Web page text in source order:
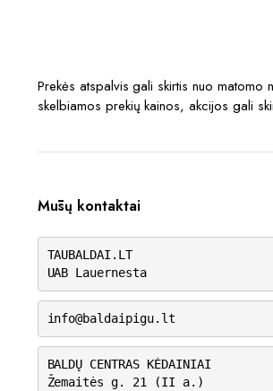
Prekės atspalvis gali skirtis nuo
skelbiamos prekių kainos, akcijos gali
Mūsų kontaktai
TAUBALDAI.LT
UAB Lauernesta
info@baldaipigu.lt
BALDŲ CENTRAS KĖDAINIAI
Žemaitės g. 21 (II a.)